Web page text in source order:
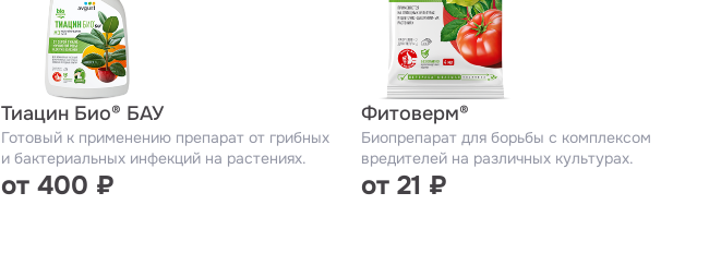
Тиацин Био® БАУ
Готовый к применению препарат от грибных
и бактериальных инфекций на растениях.
от 400 ₽
Фитоверм®
Биопрепарат для борьбы с комплексом
вредителей на различных культурах.
от 21 ₽